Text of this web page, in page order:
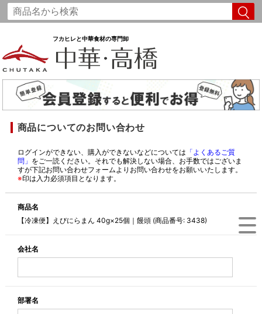
フカヒレと中華食材の専門卸
商品についてのお問い合わせ
ログインができない、購入ができないなどについては 「よくあるご質
問」 をご一読ください。それでも解決しない場合、お手数ではございま
すが下記お問い合わせフォームよりお問い合わせをお願いいたします。
※印は入力必須項目となります。
商品名
【冷凍便】えびにらまん 40g×25個｜饅頭 (商品番号: 3438)
会社名
部署名